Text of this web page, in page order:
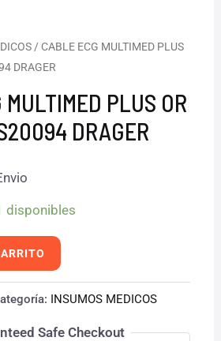
/ CABLE ECG MULTIMED PLUS
DRAGER
MULTIMED PLUS OR
DRAGER
disponibles
INSUMOS MEDICOS
Safe Checkout